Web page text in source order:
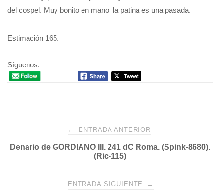
del cospel. Muy bonito en mano, la patina es una pasada.
Estimación 165.
Síguenos:
Navegación
de
← ENTRADA ANTERIOR
Denario de GORDIANO III. 241 dC Roma. (Spink-8680).
(Ric-115)
ENTRADA SIGUIENTE →